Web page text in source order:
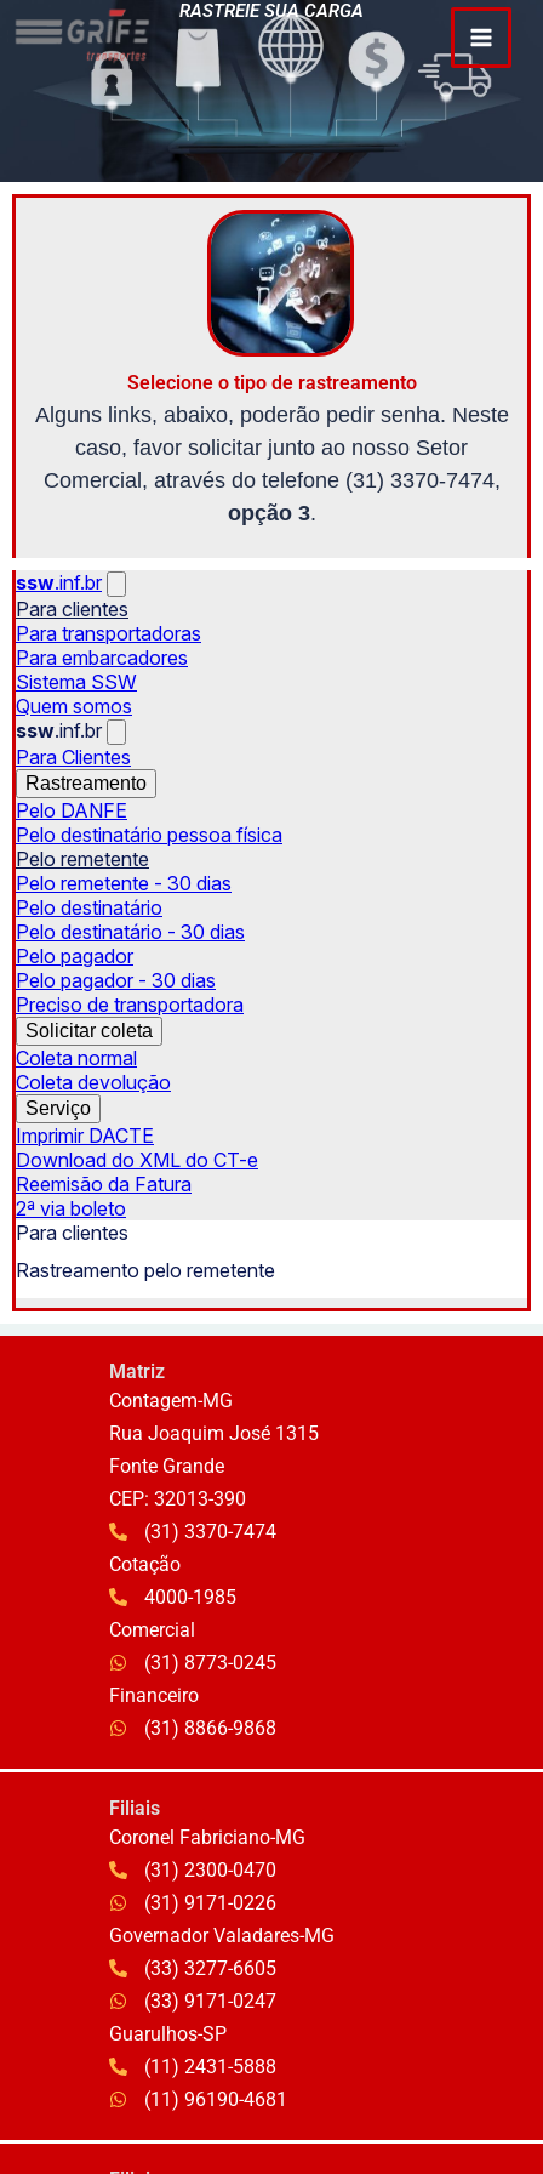
para
conteúdo
RASTREIE SUA CARGA
Selecione o tipo de rastreamento
Alguns links, abaixo, poderão pedir senha. Neste
caso, favor solicitar junto ao nosso Setor
Comercial, através do telefone (31) 3370-7474,
opção 3.
Matriz
Contagem-MG
Rua Joaquim José 1315
Fonte Grande
CEP: 32013-390
(31) 3370-7474
Cotação
4000-1985
Comercial
(31) 8773-0245
Financeiro
(31) 8866-9868
Filiais
Coronel Fabriciano-MG
(31) 2300-0470
(31) 9171-0226
Governador Valadares-MG
(33) 3277-6605
(33) 9171-0247
Guarulhos-SP
(11) 2431-5888
(11) 96190-4681